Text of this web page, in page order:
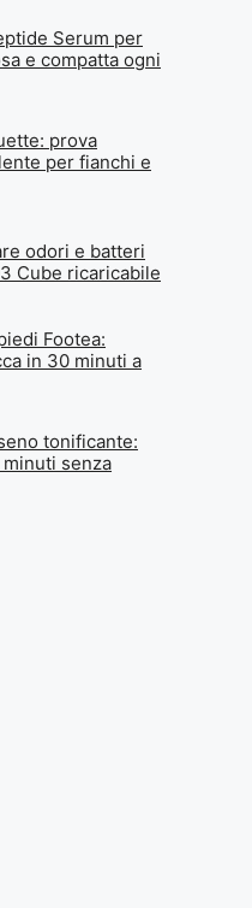
Serum per
e compatta ogni
prova
per fianchi e
odori e batteri
Cube ricaricabile
Footea:
in 30 minuti a
tonificante:
senza